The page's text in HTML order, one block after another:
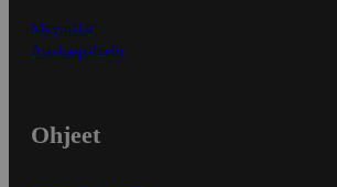
Myymälät
Asiakaspalvelu
Ohjeet